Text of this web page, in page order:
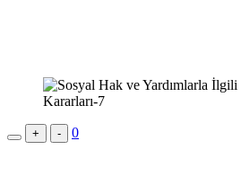
+ - 0